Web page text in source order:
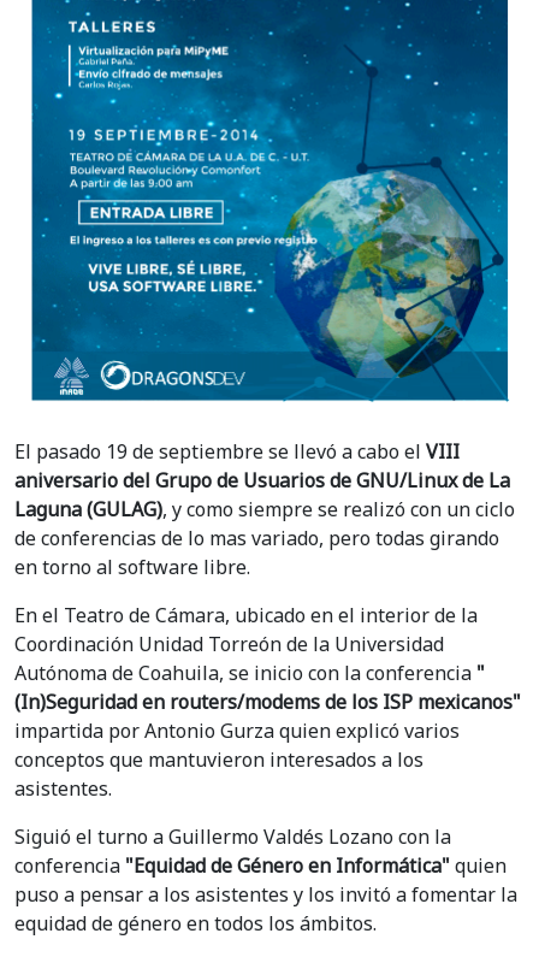
El pasado 19 de septiembre se llevó a cabo el VIII
aniversario del Grupo de Usuarios de GNU/Linux de La
Laguna (GULAG), y como siempre se realizó con un ciclo
de conferencias de lo mas variado, pero todas girando
en torno al software libre.
En el Teatro de Cámara, ubicado en el interior de la
Coordinación Unidad Torreón de la Universidad
Autónoma de Coahuila, se inicio con la conferencia "
(In)Seguridad en routers/modems de los ISP mexicanos"
impartida por Antonio Gurza quien explicó varios
conceptos que mantuvieron interesados a los
asistentes.
Siguió el turno a Guillermo Valdés Lozano con la
conferencia "Equidad de Género en Informática" quien
puso a pensar a los asistentes y los invitó a fomentar la
equidad de género en todos los ámbitos.